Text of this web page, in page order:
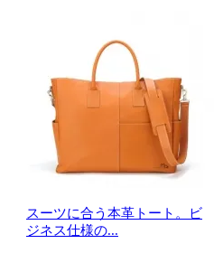
スーツに合う本革トート。ビ
ジネス仕様の...